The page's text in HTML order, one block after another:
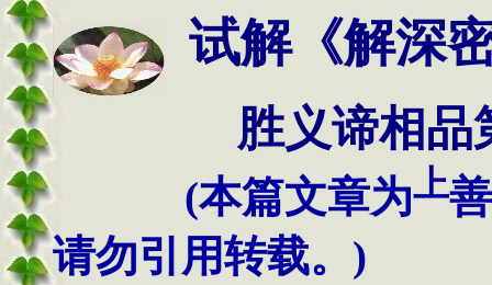
试解《解深
胜义谛相品
(本篇文章为上善
请勿引用转载。)